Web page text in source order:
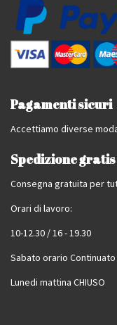
Pagamenti sicuri
Accettiamo diverse
Spedizione gratis
Consegna gratuita per
Orari di lavoro:
10-12.30 / 16 - 19.30
Sabato orario Continuato
Lunedi mattina CHIUSO